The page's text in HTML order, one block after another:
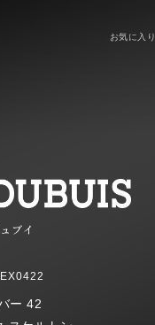
お気に入り
ブイ
ー 42